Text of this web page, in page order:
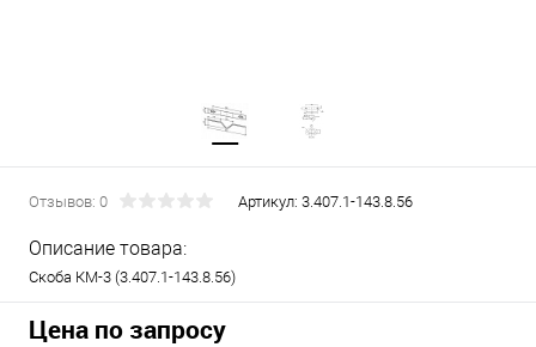
Отзывов: 0 Артикул: 3.407.1-143.8.56
Описание товара:
Скоба КМ-3 (3.407.1-143.8.56)
Цена по запросу